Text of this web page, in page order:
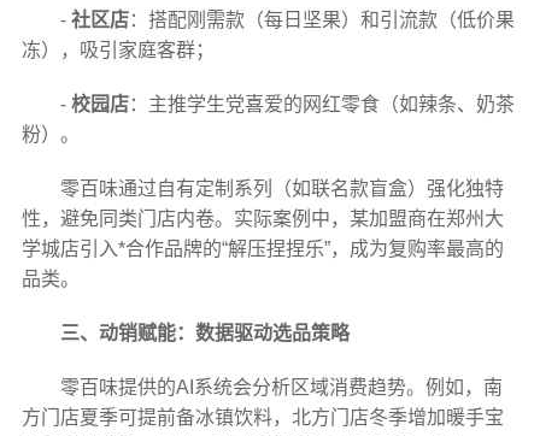
- 社区店：搭配刚需款（每日坚果）和引流款（低价果
冻），吸引家庭客群；
- 校园店：主推学生党喜爱的网红零食（如辣条、奶茶
粉）。
零百味通过自有定制系列（如联名款盲盒）强化独特
性，避免同类门店内卷。实际案例中，某加盟商在郑州大
学城店引入*合作品牌的“解压捏捏乐”，成为复购率最高的
品类。
三、动销赋能：数据驱动选品策略
零百味提供的AI系统会分析区域消费趋势。例如，南
方门店夏季可提前备冰镇饮料，北方门店冬季增加暖手宝